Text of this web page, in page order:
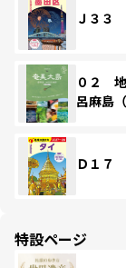
Ｊ３３
０２
呂麻島
Ｄ１７
特設ページ